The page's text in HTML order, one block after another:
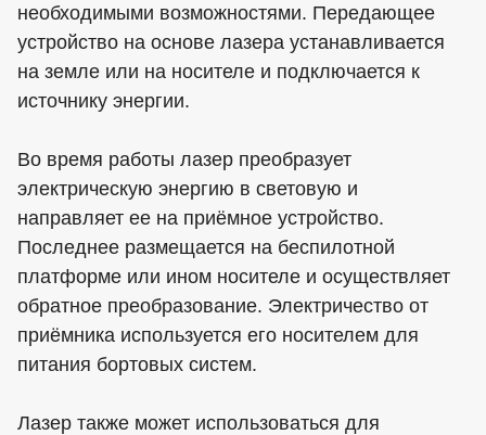
необходимыми возможностями. Передающее
устройство на основе лазера устанавливается
на земле или на носителе и подключается к
источнику энергии.
Во время работы лазер преобразует
электрическую энергию в световую и
направляет ее на приёмное устройство.
Последнее размещается на беспилотной
платформе или ином носителе и осуществляет
обратное преобразование. Электричество от
приёмника используется его носителем для
питания бортовых систем.
Лазер также может использоваться для